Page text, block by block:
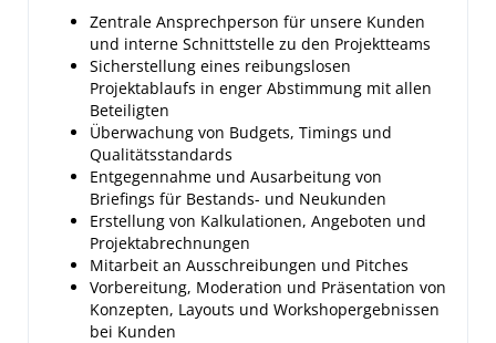
Zentrale Ansprechperson für unsere Kunden
und interne Schnittstelle zu den Projektteams
Sicherstellung eines reibungslosen
Projektablaufs in enger Abstimmung mit allen
Beteiligten
Überwachung von Budgets, Timings und
Qualitätsstandards
Entgegennahme und Ausarbeitung von
Briefings für Bestands- und Neukunden
Erstellung von Kalkulationen, Angeboten und
Projektabrechnungen
Mitarbeit an Ausschreibungen und Pitches
Vorbereitung, Moderation und Präsentation von
Konzepten, Layouts und Workshopergebnissen
bei Kunden